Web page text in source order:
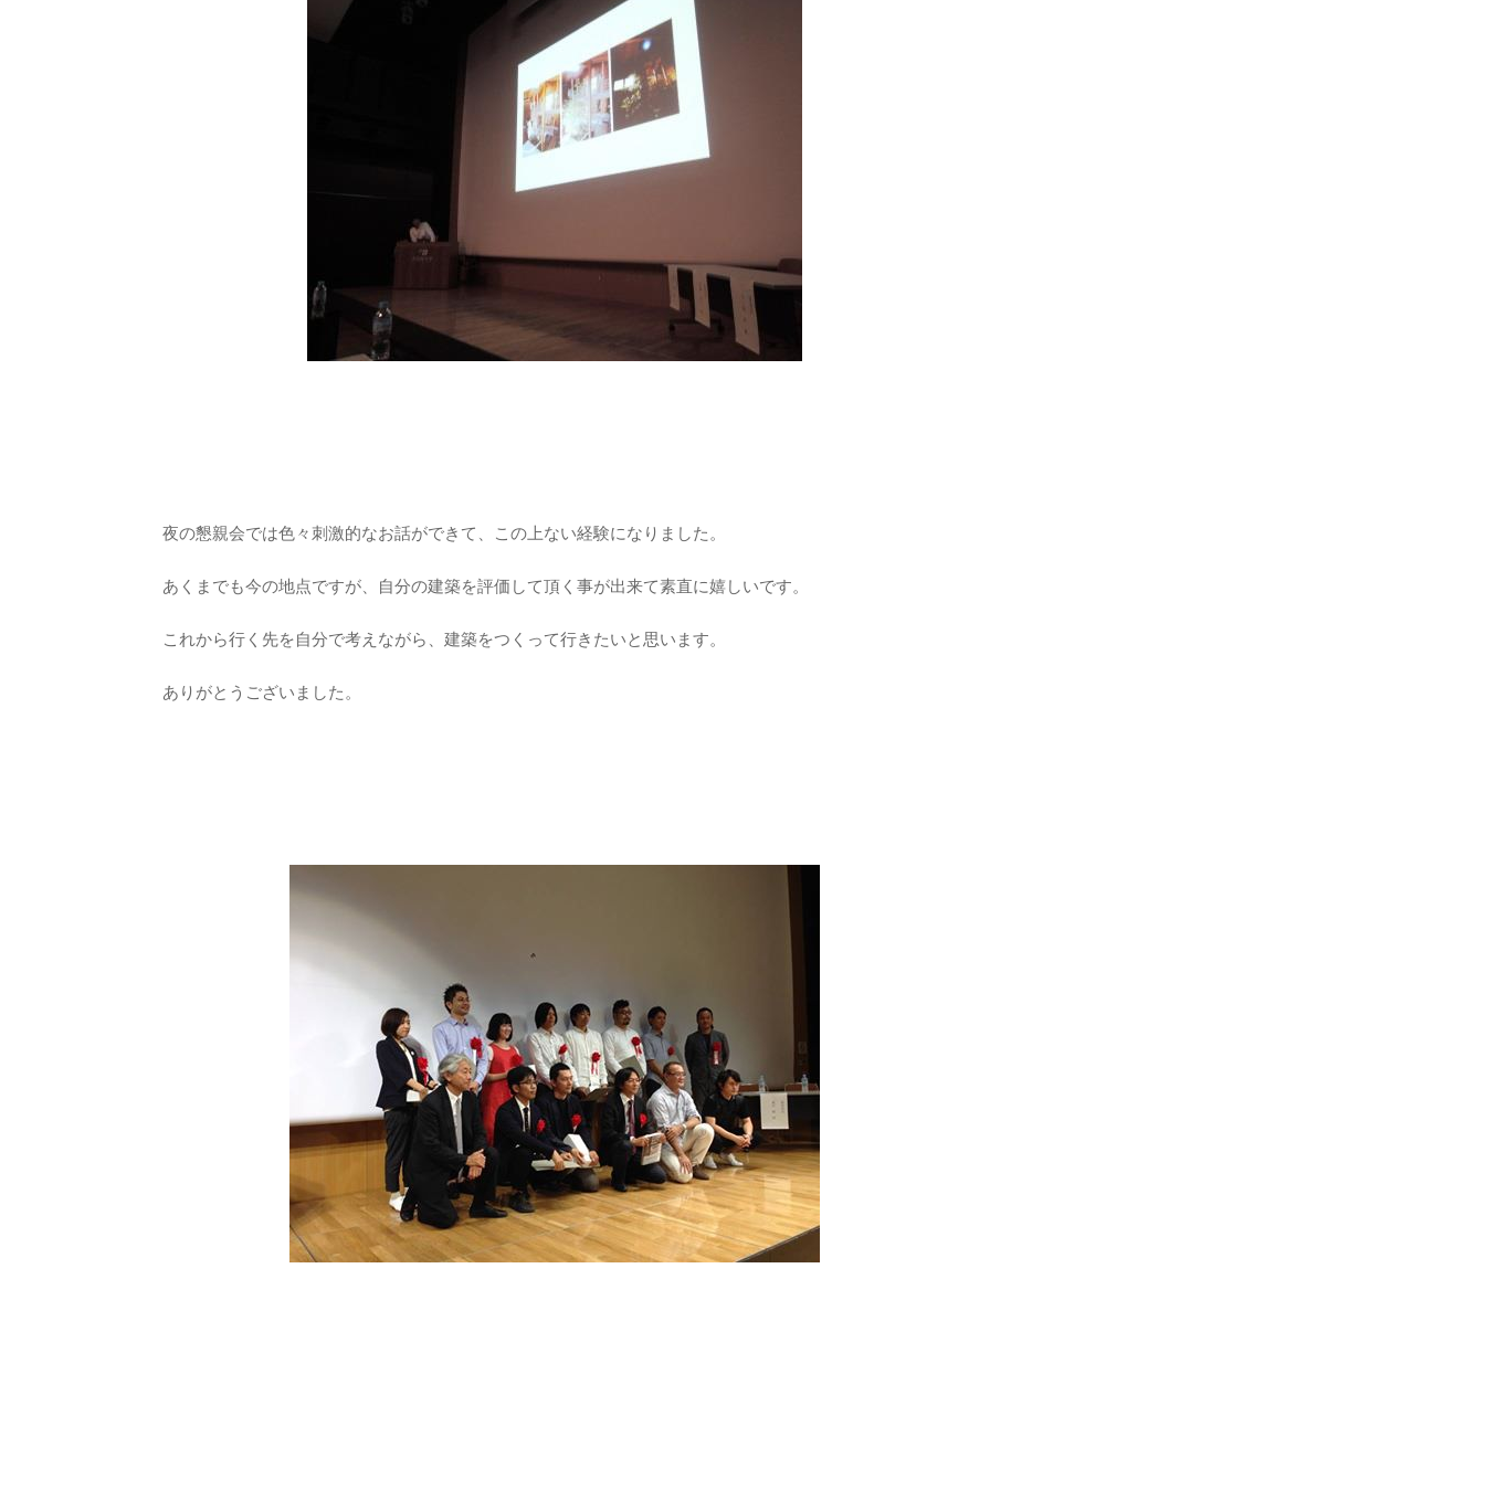
夜の懇親会では色々刺激的なお話ができて、この上ない経験になりました。
あくまでも今の地点ですが、自分の建築を評価して頂く事が出来て素直に嬉しいです。
これから行く先を自分で考えながら、建築をつくって行きたいと思います。
ありがとうございました。